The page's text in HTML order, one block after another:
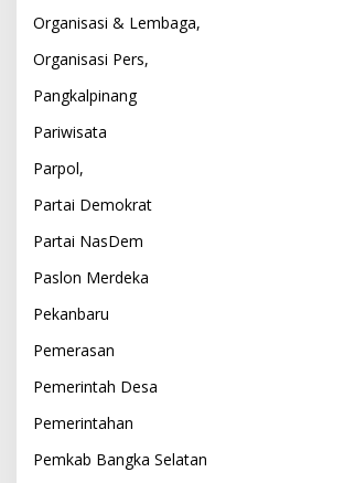
Organisasi & Lembaga,
Organisasi Pers,
Pangkalpinang
Pariwisata
Parpol,
Partai Demokrat
Partai NasDem
Paslon Merdeka
Pekanbaru
Pemerasan
Pemerintah Desa
Pemerintahan
Pemkab Bangka Selatan